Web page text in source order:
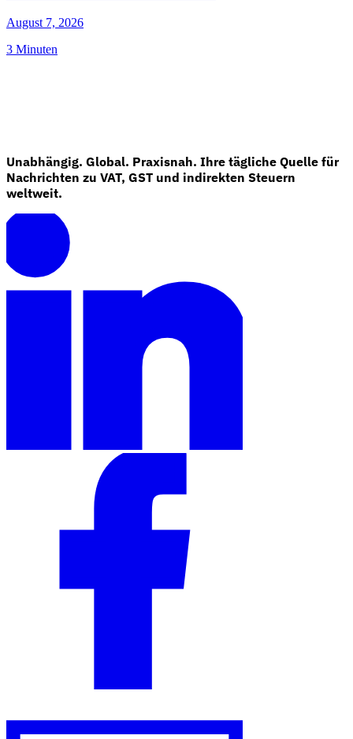
August 7, 2026
3 Minuten
Unabhängig. Global. Praxisnah. Ihre tägliche Quelle für
Nachrichten zu VAT, GST und indirekten Steuern
weltweit.